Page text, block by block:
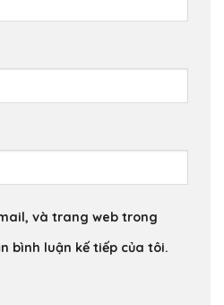
và trang web trong
bình luận kế tiếp của tôi.